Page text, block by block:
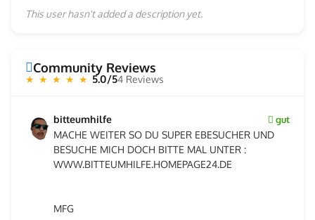
This user hasn't added a description yet.
Community Reviews
★ ★ ★ ★ ★ 5.0/54 Reviews
bitteumhilfe gut
MACHE WEITER SO DU SUPER EBESUCHER UND
BESUCHE MICH DOCH BITTE MAL UNTER :
WWW.BITTEUMHILFE.HOMEPAGE24.DE
MFG